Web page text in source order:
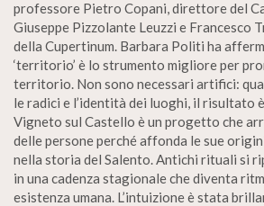
professore Pietro Copani, direttore del
Giuseppe Pizzolante Leuzzi e Francesco
della Cupertinum. Barbara Politi ha
‘territorio’ è lo strumento migliore per
territorio. Non sono necessari artifici:
le radici e l’identità dei luoghi, il risultato
Vigneto sul Castello è un progetto che
delle persone perché affonda le sue
nella storia del Salento. Antichi rituali si
in una cadenza stagionale che diventa
esistenza umana. L’intuizione è stata